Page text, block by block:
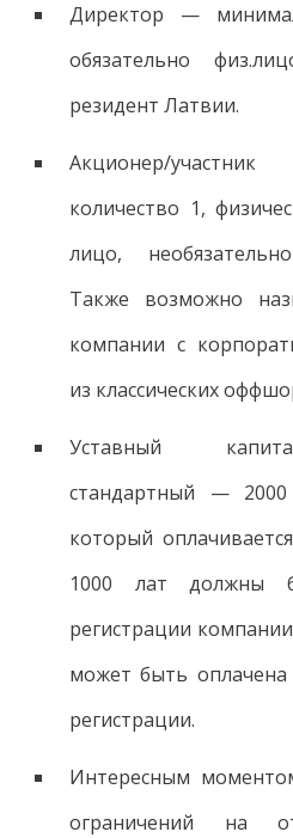
Директор —
обязательно
резидент Латвии.
Акционер/
количество 1,
лицо,
Также возможно
компании с
из классических
Уставный
стандартный —
который
1000 лат должны
регистрации
может быть оплачена
регистрации.
Интересным
ограничений на